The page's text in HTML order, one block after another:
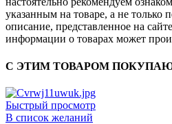
указанным на товаре, а не только
описание, представленное на сайте
информации о товарах может
С ЭТИМ ТОВАРОМ
Быстрый просмотр
В список желаний